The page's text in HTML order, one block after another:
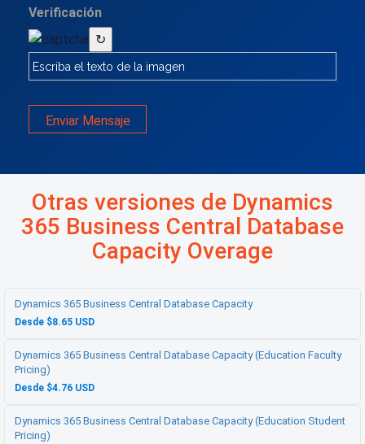
Verificación
↻
Enviar Mensaje
Otras versiones de Dynamics
365 Business Central Database
Capacity Overage
Dynamics 365 Business Central Database Capacity
Desde $8.65 USD
Dynamics 365 Business Central Database Capacity (Education Faculty
Pricing)
Desde $4.76 USD
Dynamics 365 Business Central Database Capacity (Education Student
Pricing)